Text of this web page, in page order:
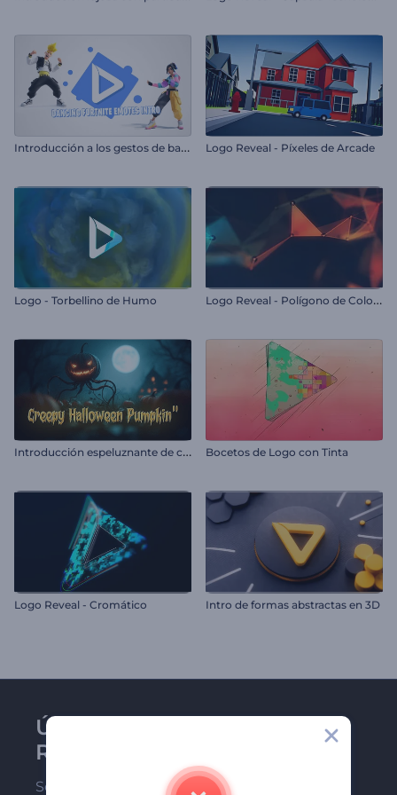
I
ntroducción a los gestos de baile de Fortnite Logo Reveal - Píxeles de Arcade
Logo - Torbellino de Humo L
ogo Reveal - Polígono de Colores
I
ntroducción espeluznante de calabaza de Halloween Bocetos de Logo con Tinta
Logo Reveal - Cromático Intro de formas abstractas en 3D
Únase al boletín de
Renderforest
Sea de los primeros en recibir nuestras